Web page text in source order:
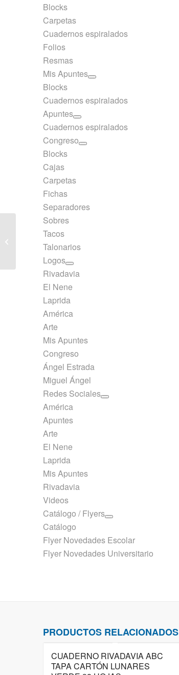
Blocks
Carpetas
Cuadernos espiralados
Folios
Resmas
Mis Apuntes
Blocks
Cuadernos espiralados
Apuntes
Cuadernos espiralados
Congreso
Blocks
Cajas
Carpetas
Fichas
Separadores
Sobres
Tacos
Talonarios
Logos
Rivadavia
El Nene
Laprida
América
Arte
Mis Apuntes
Congreso
Ángel Estrada
Miguel Ángel
Redes Sociales
América
Apuntes
Arte
El Nene
Laprida
Mis Apuntes
Rivadavia
Videos
Catálogo / Flyers
Catálogo
Flyer Novedades Escolar
Flyer Novedades Universitario
PRODUCTOS RELACIONADOS
CUADERNO RIVADAVIA ABC
TAPA CARTÓN LUNARES
Cuaderno Rivadavia
ABC Tapa Cartón
Tradicional Liso 50